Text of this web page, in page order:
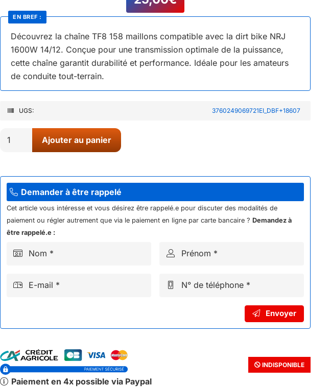
Découvrez la chaîne TF8 158 maillons compatible avec la dirt bike NRJ
1600W 14/12. Conçue pour une transmission optimale de la puissance,
cette chaîne garantit durabilité et performance. Idéale pour les amateurs
de conduite tout-terrain.
EN BREF :
UGS: 3760249069721EI_DBF+18607
CHAINE
TF8
158
MAILLONS
Ajouter au panier
Demander à être rappelé
Cet article vous intéresse et vous désirez être rappelé.e pour discuter des modalités de
paiement ou régler autrement que via le paiement en ligne par carte bancaire ? Demandez à
être rappelé.e :
Nom * Prénom *
E-mail * N° de téléphone *
Envoyer
INDISPONIBLE
Paiement en 4x possible via Paypal